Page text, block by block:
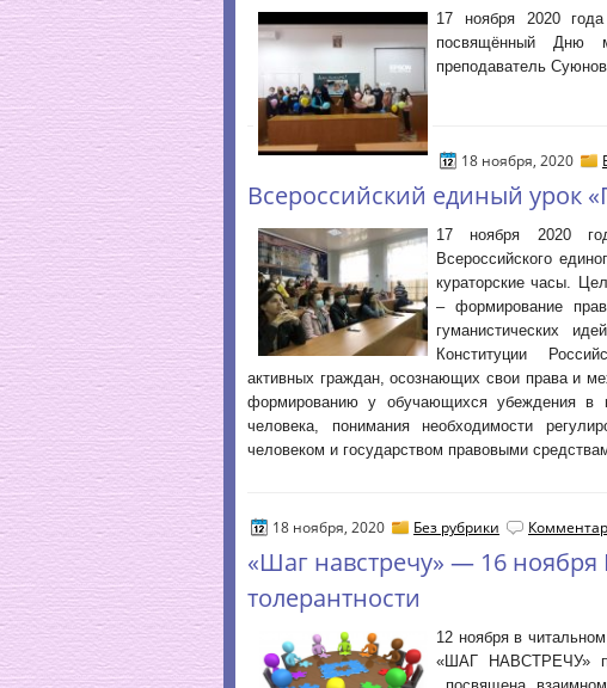
17 ноября 2020
посвящённый Дню
преподаватель
18 ноября, 2020
Всероссийский единый урок
17 ноября 2020
Всероссийского
кураторские часы.
– формирование
гуманистических
Конституции
активных граждан, осознающих свои права и
формированию у обучающихся убеждения в
человека, понимания необходимости
человеком и государством правовыми
18 ноября, 2020 Без рубрики
«Шаг навстречу» — 16
толерантности
12 ноября в
«ШАГ НАВСТРЕЧУ»